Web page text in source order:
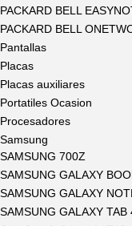
PACKARD BELL
PACKARD BELL
Pantallas
Placas
Placas auxiliares
Portatiles Ocasion
Procesadores
Samsung
SAMSUNG 700Z
SAMSUNG GALAXY
SAMSUNG GALAXY
SAMSUNG GALAXY TAB